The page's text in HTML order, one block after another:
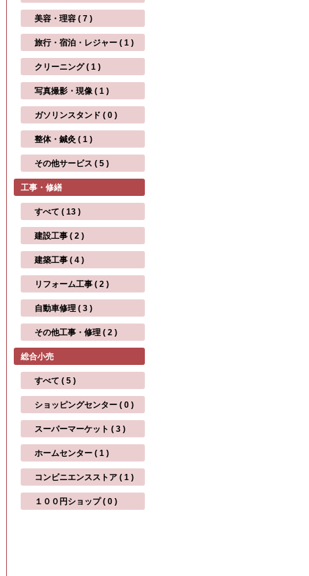
美容・理容 ( 7 )
旅行・宿泊・レジャー ( 1 )
クリーニング ( 1 )
写真撮影・現像 ( 1 )
ガソリンスタンド ( 0 )
整体・鍼灸 ( 1 )
その他サービス ( 5 )
工事・修繕
すべて ( 13 )
建設工事 ( 2 )
建築工事 ( 4 )
リフォーム工事 ( 2 )
自動車修理 ( 3 )
その他工事・修理 ( 2 )
総合小売
すべて ( 5 )
ショッピングセンター ( 0 )
スーパーマーケット ( 3 )
ホームセンター ( 1 )
コンビニエンスストア ( 1 )
１００円ショップ ( 0 )